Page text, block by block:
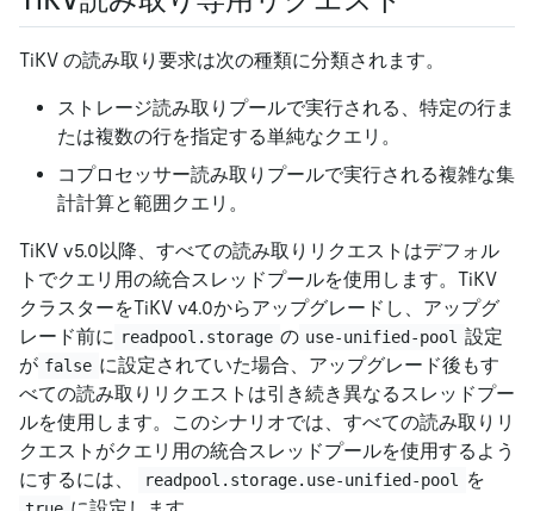
TiKV の読み取り要求は次の種類に分類されます。
ストレージ読み取りプールで実行される、特定の行ま
たは複数の行を指定する単純なクエリ。
コプロセッサー読み取りプールで実行される複雑な集
計計算と範囲クエリ。
TiKV v5.0以降、すべての読み取りリクエストはデフォル
トでクエリ用の統合スレッドプールを使用します。TiKV
クラスターをTiKV v4.0からアップグレードし、アップグ
レード前に readpool.storage の use-unified-pool 設定
が false に設定されていた場合、アップグレード後もす
べての読み取りリクエストは引き続き異なるスレッドプー
ルを使用します。このシナリオでは、すべての読み取りリ
クエストがクエリ用の統合スレッドプールを使用するよう
にするには、
readpool.storage.use-unified-pool を